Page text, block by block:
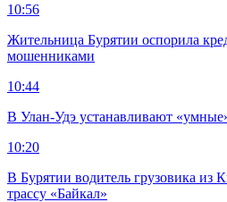
10:56
Жительница Бурятии оспорила
мошенниками
10:44
В Улан-Удэ устанавливают
10:20
В Бурятии водитель грузовика из
трассу «Байкал»